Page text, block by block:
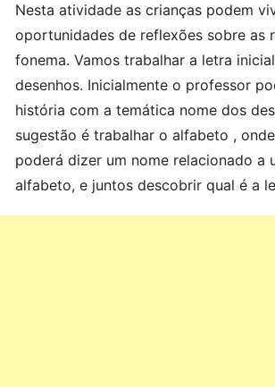
Nesta atividade as crianças podem
oportunidades de reflexões sobre as
fonema. Vamos trabalhar a letra
desenhos. Inicialmente o professor
história com a temática nome dos
sugestão é trabalhar o alfabeto ,
poderá dizer um nome relacionado a
alfabeto, e juntos descobrir qual é a